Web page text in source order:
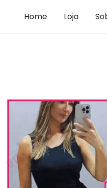
Home Loja